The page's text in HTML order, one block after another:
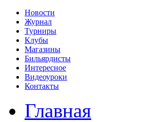
Новости
Журнал
Турниры
Клубы
Магазины
Бильярдисты
Интересное
Видеоуроки
Контакты
Главная